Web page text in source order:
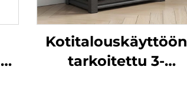
Kotitalouskäyttöön
tarkoitettu 3-